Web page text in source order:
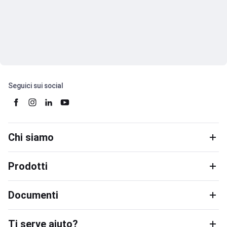
Seguici sui social
Chi siamo
Prodotti
Documenti
Ti serve aiuto?